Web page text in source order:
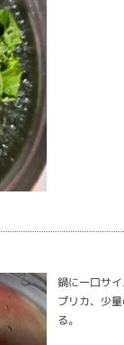
鍋に一口サ
プリカ、少
る。